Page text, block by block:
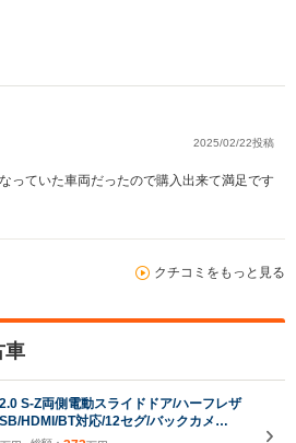
2025/02/22投稿
っていた車両だったので購入出来て満足です
クチコミをもっと見る
車
S-Z両側電動スライドドア/ハーフレザ
HDMI/BT対応/12セグ/バックカメ
ライト/スマートキー/プッシュスタート/